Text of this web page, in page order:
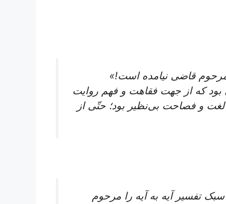
مرحوم قاضی نیامده است!»
که‌ از جهت‌ فقاهت‌ و فهم‌ روایت‌
و فصاحت‌ بی‌نظیر بود؛ حتّی‌ از
تفسیر آیه‌ به‌ آیه‌ را مرحوم‌